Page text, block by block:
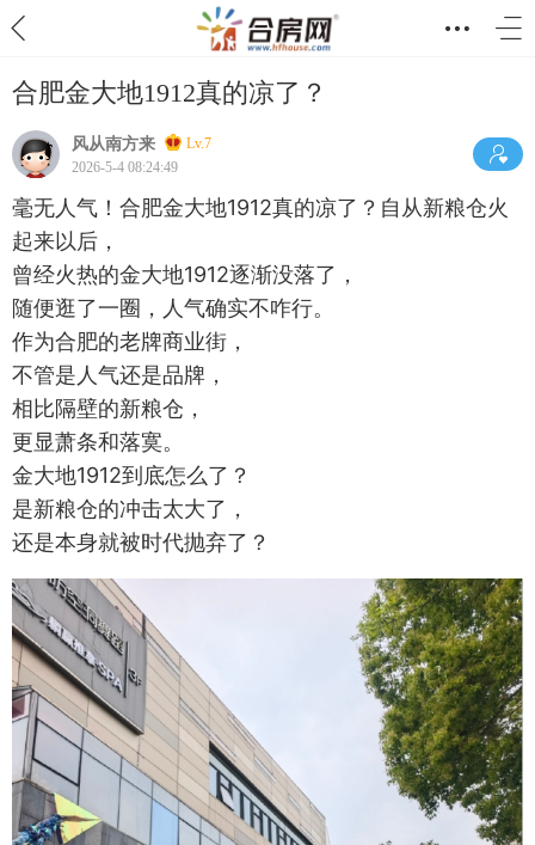
合肥金大地1912真的凉了？
风从南方来
Lv.7
2026-5-4 08:24:49
毫无人气！合肥金大地1912真的凉了？自从新粮仓火
起来以后，
曾经火热的金大地1912逐渐没落了，
随便逛了一圈，人气确实不咋行。
作为合肥的老牌商业街，
不管是人气还是品牌，
相比隔壁的新粮仓，
更显萧条和落寞。
金大地1912到底怎么了？
是新粮仓的冲击太大了，
还是本身就被时代抛弃了？